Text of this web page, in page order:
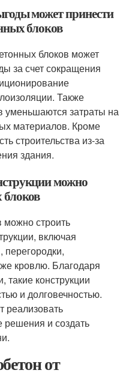
может принести
блоков
блоков может
за счет сокращения
Также
уменьшаются затраты на
материалов. Кроме
строительства из-за
здания.
можно
блоков
можно строить
включая
кровлю. Благодаря
такие конструкции
и долговечностью.
реализовать
решения и создать
от